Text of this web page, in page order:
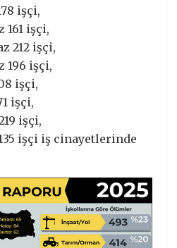
işçi,
161 işçi,
212 işçi,
196 işçi,
işçi,
işçi,
işçi,
işçi iş cinayetlerinde